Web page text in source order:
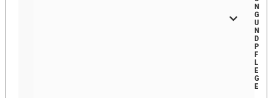
N
G
U
N
D
P
F
L
E
G
E